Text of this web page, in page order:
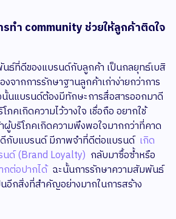
ทำ community ช่วยให้ลูกค้าติดใจ
ธ์ที่ดีของแบรนด์กับลูกค้า เป็นกลยุทธ์เบสิ
จากการรักษาฐานลูกค้าเก่าง่ายกว่าการ
นแบรนด์ต้องมีทักษะการสื่อสารออกมาดี
คเกิดความไว้วางใจ เชื่อถือ อยากใช้
ผู้บริโภคเกิดความพึงพอใจมากกว่าที่คาด
ดีกับแบรนด์ มีภาพจำที่ดีต่อแบรนด์ เกิด
ด์ (Brand Loyalty) กลับมาซื้อซ้ำหรือ
กต่อปากได้ ฉะนั้นการรักษาความสัมพันธ์
อีกสิ่งที่สำคัญอย่างมากในการสร้าง